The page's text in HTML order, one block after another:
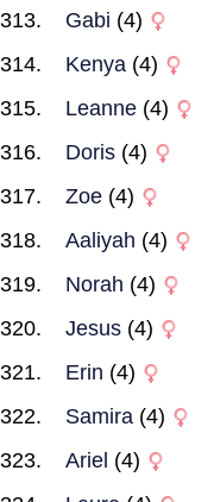
Gabi (4)
Kenya (4)
Leanne (4)
Doris (4)
Zoe (4)
Aaliyah (4)
Norah (4)
Jesus (4)
Erin (4)
Samira (4)
Ariel (4)